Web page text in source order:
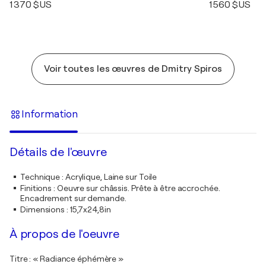
1 370 $US 1 560 $US
Voir toutes les œuvres de Dmitry Spiros
Information
Détails de l'œuvre
Technique: Acrylique, Laine sur Toile
Finitions : Oeuvre sur châssis. Prête à être accrochée.
Encadrement sur demande.
Dimensions : 15,7x24,8in
À propos de l'oeuvre
Titre : « Radiance éphémère »